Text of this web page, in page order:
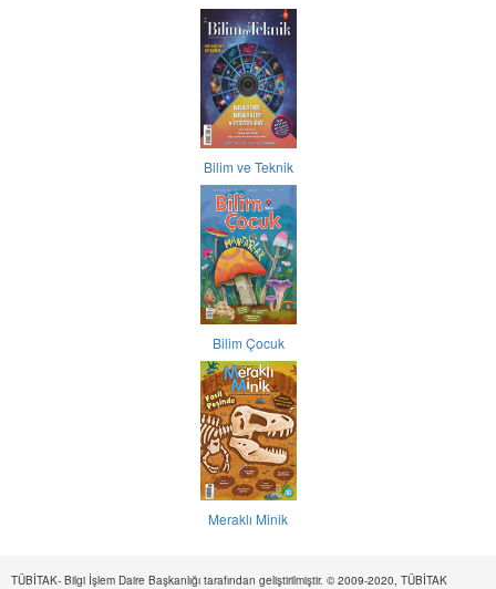
Bilim ve Teknik
Bilim Çocuk
Meraklı Minik
TÜBİTAK- Bilgi İşlem Daire Başkanlığı tarafından geliştirilmiştir. © 2009-2020, TÜBİTAK